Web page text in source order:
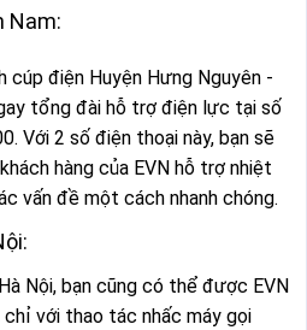
Nam:
cúp điện Huyện Hưng Nguyên -
tổng đài hỗ trợ điện lực tại số
Với 2 số điện thoại này, bạn sẽ
hàng của EVN hỗ trợ nhiệt
vấn đề một cách nhanh chóng.
Nội, bạn cũng có thể được EVN
chỉ với thao tác nhấc máy gọi